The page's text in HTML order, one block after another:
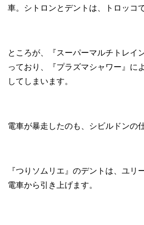
車。シトロンとデントは、トロッコ
ところが、『スーパーマルチトレイ
っており、『プラズマシャワー』に
してしまいます。
電車が暴走したのも、シビルドンの
『つりソムリエ』のデントは、ユリ
電車から引き上げます。